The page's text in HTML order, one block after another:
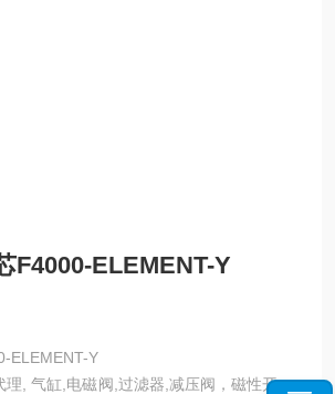
F4000-ELEMENT-Y
ELEMENT-Y
理, 气缸,电磁阀,过滤器,减压阀，磁性开关，